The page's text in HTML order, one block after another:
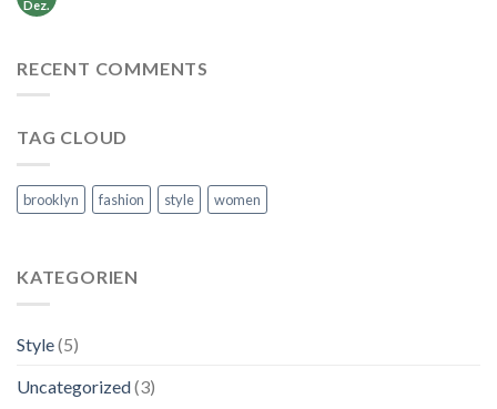
Dez.
RECENT COMMENTS
TAG CLOUD
brooklyn fashion style women
KATEGORIEN
Style(5)
Uncategorized(3)